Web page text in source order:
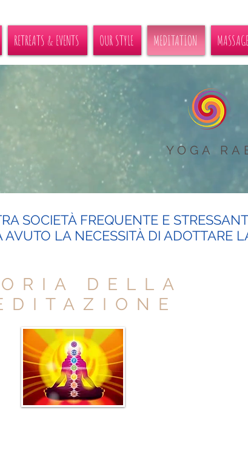
RETREATS & EVENTS OUR STYLE MEDITATION
YOGA
SOCIETÀ FREQUENTE E
AVUTO LA NECESSITÀ DI ADOTTARE
DELLA